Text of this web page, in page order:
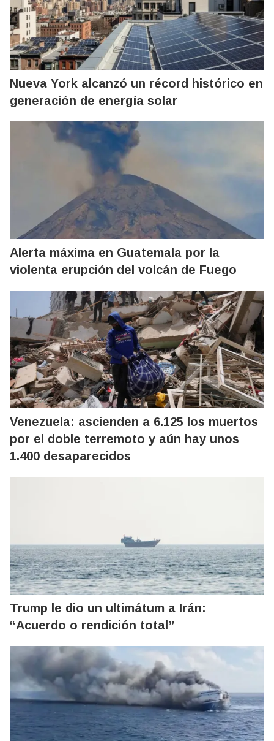
Nueva York alcanzó un récord histórico en
generación de energía solar
Alerta máxima en Guatemala por la
violenta erupción del volcán de Fuego
Venezuela: ascienden a 6.125 los muertos
por el doble terremoto y aún hay unos
1.400 desaparecidos
Trump le dio un ultimátum a Irán:
“Acuerdo o rendición total”